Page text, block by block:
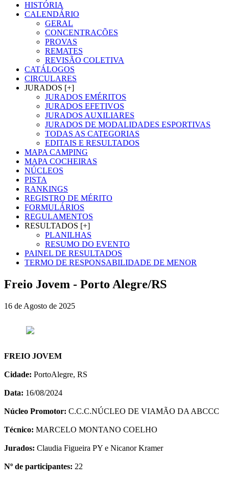
HISTÓRIA
CALENDÁRIO
GERAL
CONCENTRAÇÕES
PROVAS
REMATES
REVISÃO COLETIVA
CATÁLOGOS
CIRCULARES
JURADOS [+]
JURADOS EMÉRITOS
JURADOS EFETIVOS
JURADOS AUXILIARES
JURADOS DE MODALIDADES ESPORTIVAS
TODAS AS CATEGORIAS
EDITAIS E RESULTADOS
MAPA CAMPING
MAPA COCHEIRAS
NÚCLEOS
PISTA
RANKINGS
REGISTRO DE MÉRITO
FORMULÁRIOS
REGULAMENTOS
RESULTADOS [+]
PLANILHAS
RESUMO DO EVENTO
PAINEL DE RESULTADOS
TERMO DE RESPONSABILIDADE DE MENOR
Freio Jovem - Porto Alegre/RS
16 de Agosto de 2025
FREIO JOVEM
Cidade: PortoAlegre, RS
Data: 16/08/2024
Núcleo Promotor: C.C.C.NÚCLEO DE VIAMÃO DA ABCCC
Técnico: MARCELO MONTANO COELHO
Jurados: Claudia Figueira PY e Nicanor Kramer
Nº de participantes: 22